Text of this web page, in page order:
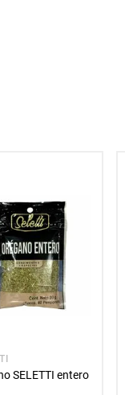
SELETTI entero